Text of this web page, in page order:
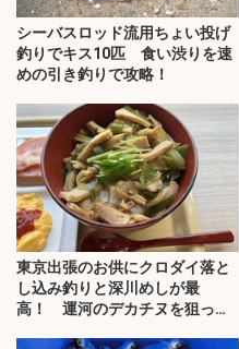
シーバスロッド流用ちょい投げ
釣りでキス10匹 食い渋りを速
めの引き釣りで攻略！
東京出張のお供にクロダイ落と
し込み釣りと深川めしが最
高！ 運河のデカチヌを狙って